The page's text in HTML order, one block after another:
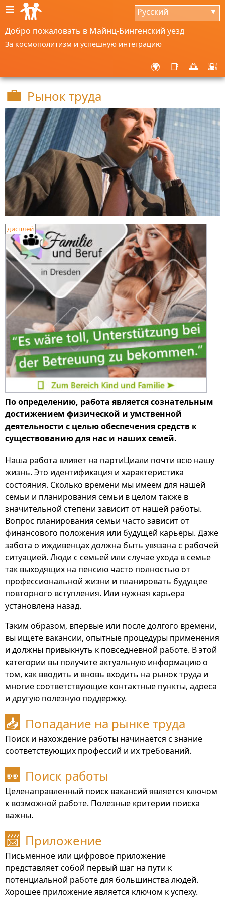
≡ Русский ▼
Добро пожаловать в Майнц-Бингенский уезд
За космополитизм и успешную интеграцию
🌍 📑 🌅 🌇
💼 Рынок труда
дисплей
По определению, работа является сознательным
достижением физической и умственной
деятельности с целью обеспечения средств к
существованию для нас и наших семей.
Наша работа влияет на партиЦиали почти всю нашу
жизнь. Это идентификация и характеристика
состояния. Сколько времени мы имеем для нашей
семьи и планирования семьи в целом также в
значительной степени зависит от нашей работы.
Вопрос планирования семьи часто зависит от
финансового положения или будущей карьеры. Даже
забота о иждивенцах должна быть увязана с рабочей
ситуацией. Люди с семьей или случае ухода в семье
так выходящих на пенсию часто полностью от
профессиональной жизни и планировать будущее
повторного вступления. Или нужная карьера
установлена назад.
Таким образом, впервые или после долгого времени,
вы ищете вакансии, опытные процедуры применения
и должны привыкнуть к повседневной работе. В этой
категории вы получите актуальную информацию о
том, как вводить и вновь входить на рынок труда и
многие соответствующие контактные пункты, адреса
и другую полезную поддержку.
📥 Попадание на рынке труда
Поиск и нахождение работы начинается с знание
соответствующих профессий и их требований.
👀 Поиск работы
Целенаправленный поиск вакансий является ключом
к возможной работе. Полезные критерии поиска
важны.
📨 Приложение
Письменное или цифровое приложение
представляет собой первый шаг на пути к
потенциальной работе для большинства людей.
Хорошее приложение является ключом к успеху.